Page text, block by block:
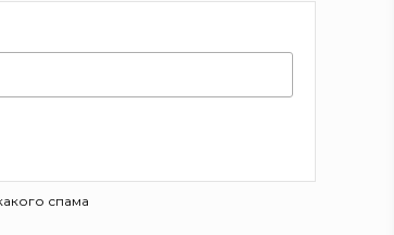
спама